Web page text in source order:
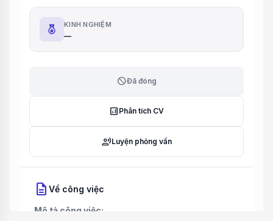
KINH NGHIỆM
—
blockĐã đóng
analytics Phân tích CV
record_voice_overLuyện phỏng vấn
description Về công việc
Mô tả công việc: